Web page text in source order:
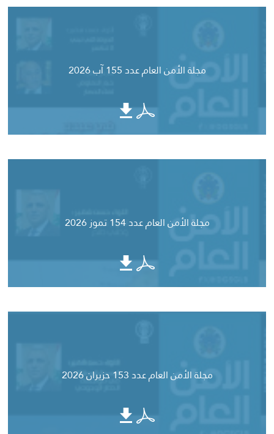
مجلة الأمن العام عدد 155 آب 2026
مجلة الأمن العام عدد 154 تموز 2026
مجلة الأمن العام عدد 153 حزيران 2026